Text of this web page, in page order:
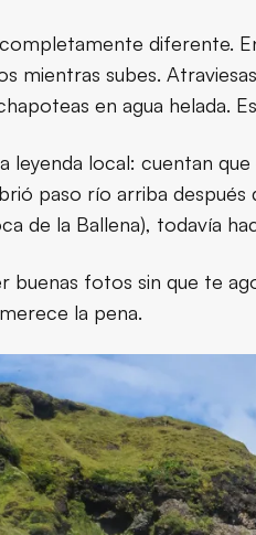
diferente.
mientras subes.
en agua helada.
leyenda local: cuentan
paso río arriba
de la Ballena), todavía
buenas fotos sin que te
la pena.